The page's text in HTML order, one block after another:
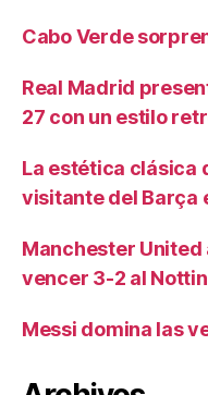
Cabo Verde
Real Madrid
27 con un estilo
La estética clásica
visitante del Barça
Manchester
vencer 3-2 al
Messi domina las